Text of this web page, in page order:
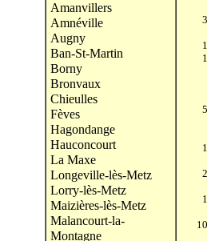
Amanvillers
Amnéville
Augny
Ban-St-Martin
Borny
Bronvaux
Chieulles
Fèves
Hagondange
Hauconcourt
La Maxe
Longeville-lès-Metz
Lorry-lès-Metz
Maizières-lès-Metz
Malancourt-la-
Montagne